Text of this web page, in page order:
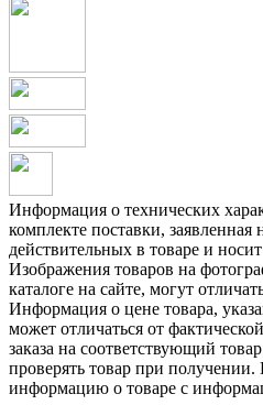
Информация о технических
комплекте поставки, заявленная
действительных в товаре и
Изображения товаров на
каталоге на сайте, могут
Информация о цене товара,
может отличаться от
заказа на соответствующий
проверять товар при получении.
информацию о товаре с